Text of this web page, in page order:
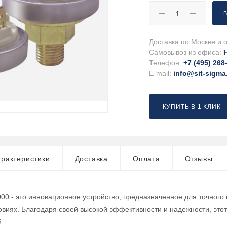
Доставка по Москве и
Самовывоз из офиса:
Телефон:+7 (495)
E-mail: info@sit-
КУПИТЬ В 1 КЛИК
Доставка Оплата Отзывы
- это инновационное устройство, предназначенное для
Благодаря своей высокой эффективности и надежности,